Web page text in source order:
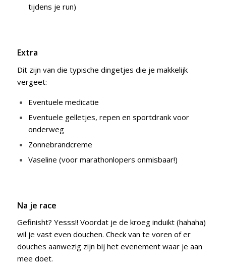
tijdens je run)
Extra
Dit zijn van die typische dingetjes die je makkelijk
vergeet:
Eventuele medicatie
Eventuele gelletjes, repen en sportdrank voor
onderweg
Zonnebrandcreme
Vaseline (voor marathonlopers onmisbaar!)
Na je race
Gefinisht? Yesss!! Voordat je de kroeg induikt (hahaha)
wil je vast even douchen. Check van te voren of er
douches aanwezig zijn bij het evenement waar je aan
mee doet.